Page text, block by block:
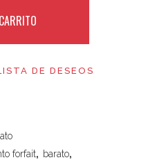
DE DESEOS
forfait, barato,